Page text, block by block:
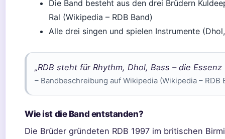
Die Band besteht aus den drei Brüdern
Ral (Wikipedia – RDB Band)
Alle drei singen und spielen Instrumente
„RDB steht für Rhythm, Dhol, Bass – die Essenz
– Bandbeschreibung auf Wikipedia (Wikipedia – RDB
Wie ist die Band entstanden?
Die Brüder gründeten RDB 1997 im britischen